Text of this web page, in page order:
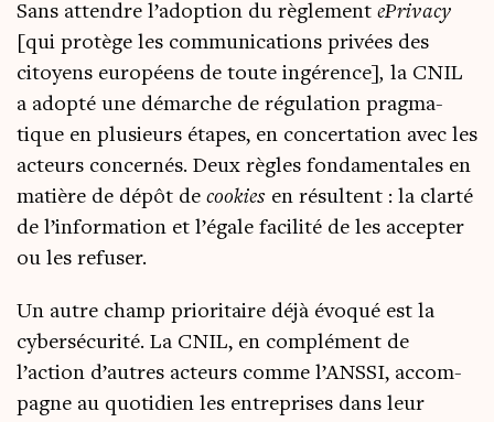
Sans attendre l’adoption du règle­ment ePri­va­cy
[qui pro­tège les com­mu­ni­ca­tions pri­vées des
citoyens euro­péens de toute ingé­rence] , la CNIL
a adop­té une démarche de régu­la­tion prag­ma­
tique en plu­sieurs étapes, en concer­ta­tion avec les
acteurs concer­nés. Deux règles fon­da­men­tales en
matière de dépôt de cookies en résultent : la clar­té
de l’information et l’égale faci­li­té de les accep­ter
ou les refuser.
Un autre champ prio­ri­taire déjà évo­qué est la
cyber­sé­cu­ri­té. La CNIL, en com­plé­ment de
l’action d’autres acteurs comme l’ANSSI, accom­
pagne au quo­ti­dien les entre­prises dans leur